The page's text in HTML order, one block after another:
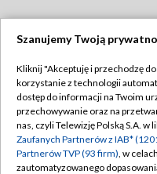
Abonament TVP
Emisja w TVP
Centrum informacji TVP
Szanujemy Twoją
Kliknij "Akceptuję i przechodzę
korzystanie z technologii
dostęp do informacji na Twoim
przechowywanie oraz na
nas, czyli Telewizję Polską S.A. w
Zaufanych Partnerów z IAB*
Partnerów TVP (93 firm), w
zautomatyzowanego